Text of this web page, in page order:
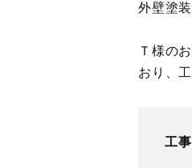
外壁塗
Ｔ様の
おり、
工